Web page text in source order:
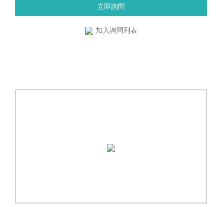
立即詢問
加入詢問列表